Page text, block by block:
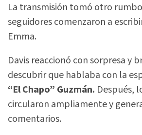
La transmisión tomó otro
seguidores comenzaron a
Emma.
Davis reaccionó con sorpresa y
descubrir que hablaba con la
“El Chapo” Guzmán. Después,
circularon ampliamente y
comentarios.